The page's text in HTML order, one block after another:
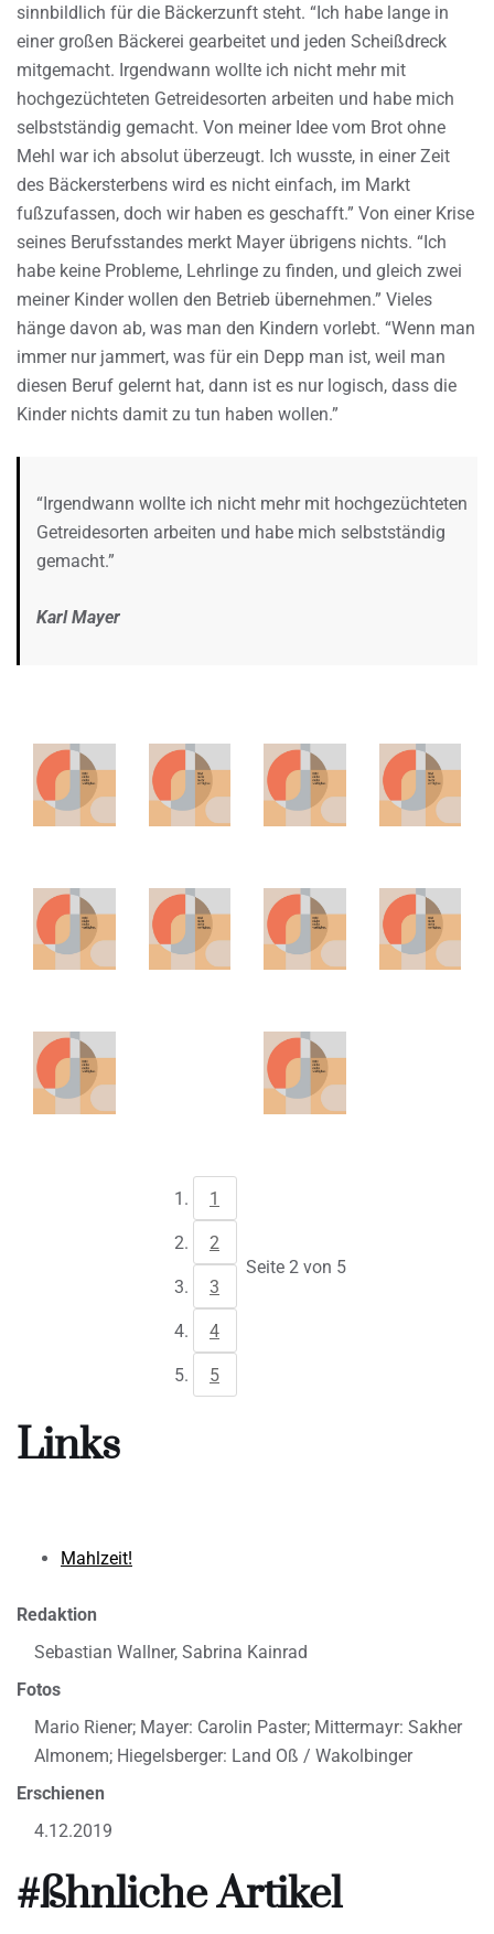
sinnbildlich für die Bäckerzunft steht. “Ich habe lange in
einer großen Bäckerei gearbeitet und jeden Scheißdreck
mitgemacht. Irgendwann wollte ich nicht mehr mit
hochgezüchteten Getreidesorten arbeiten und habe mich
selbstständig gemacht. Von meiner Idee vom Brot ohne
Mehl war ich absolut überzeugt. Ich wusste, in einer Zeit
des Bäckersterbens wird es nicht einfach, im Markt
fußzufassen, doch wir haben es geschafft.” Von einer Krise
seines Berufsstandes merkt Mayer übrigens nichts. “Ich
habe keine Probleme, Lehrlinge zu finden, und gleich zwei
meiner Kinder wollen den Betrieb übernehmen.” Vieles
hänge davon ab, was man den Kindern vorlebt. “Wenn man
immer nur jammert, was für ein Depp man ist, weil man
diesen Beruf gelernt hat, dann ist es nur logisch, dass die
Kinder nichts damit zu tun haben wollen.”
“Irgendwann wollte ich nicht mehr mit hochgezüchteten
Getreidesorten arbeiten und habe mich selbstständig
gemacht.”
Karl Mayer
1
2
3
4
5
Seite 2 von 5
Links
Mahlzeit!
Redaktion
Sebastian Wallner, Sabrina Kainrad
Fotos
Mario Riener; Mayer: Carolin Paster; Mittermayr: Sakher
Almonem; Hiegelsberger: Land Oß / Wakolbinger
Erschienen
4.12.2019
#ßhnliche Artikel